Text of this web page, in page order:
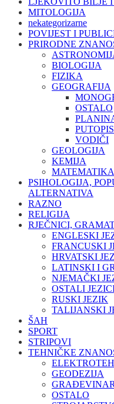
MITOLOGIJA
nekategorizarne
POVIJEST I
PRIRODNE
BIOLOGIJA
FIZIKA
GEOGRAFIJA
OSTALO
VODIČI
GEOLOGIJA
KEMIJA
MATEMATIKA
PSIHOLOGIJA,
ALTERNATIVA
RAZNO
RELIGIJA
RJEČNICI,
ENGLESKI
FRANCUSKI
HRVATSKI
LATINSKI I
NJEMAČKI
OSTALI
RUSKI JEZIK
TALIJANSKI
ŠAH
SPORT
STRIPOVI
TEHNIČKE
GEODEZIJA
OSTALO